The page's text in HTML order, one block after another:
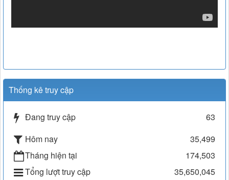
Thống kê truy cập
Đang truy cập
63
Hôm nay
35,499
Tháng hiện tại
174,503
Tổng lượt truy cập
35,650,045